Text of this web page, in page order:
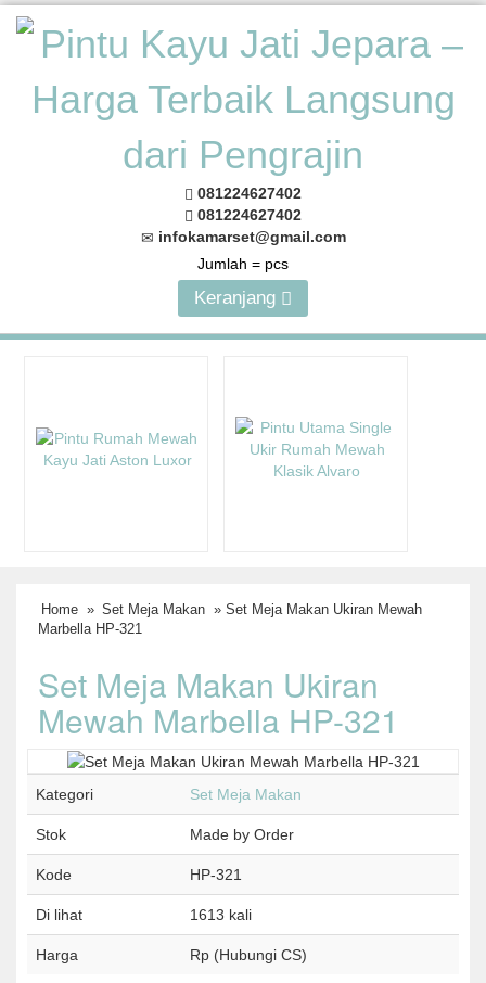
081224627402
081224627402
infokamarset@gmail.com
Jumlah = pcs
Keranjang
Home » Set Meja Makan » Set Meja Makan Ukiran Mewah
Marbella HP-321
Set Meja Makan Ukiran
Mewah Marbella HP-321
Kategori Set Meja Makan
Stok Made by Order
Kode HP-321
Di lihat 1613 kali
Harga Rp (Hubungi CS)